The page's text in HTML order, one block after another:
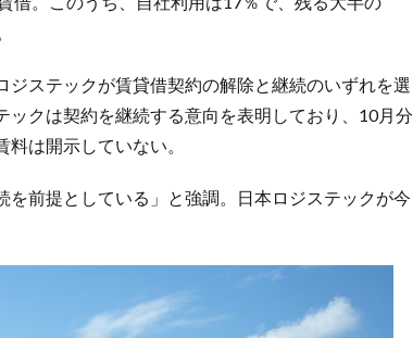
ステックが賃貸借契約の解除と継続のいずれを選
クは契約を継続する意向を表明しており、10月分
は開示していない。
前提としている」と強調。日本ロジステックが今